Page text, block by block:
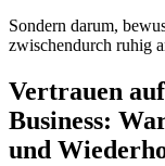
Sondern darum,
zwischendurch ruhig
Vertrauen
Business:
und